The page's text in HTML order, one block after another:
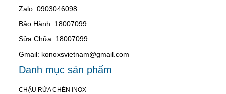
Zalo: 0903046098
Bảo Hành: 18007099
Sửa Chữa: 18007099
Gmail: konoxsvietnam@gmail.com
Danh mục sản phẩm
CHẬU RỬA CHÉN INOX